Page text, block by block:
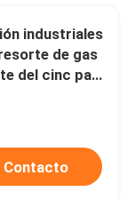
industriales
de gas
del cinc para
Contacto